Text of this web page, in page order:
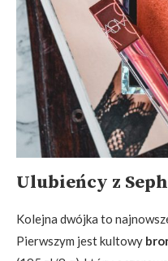
Ulubieńcy z
Kolejna dwójka to
Pierwszym jest kultowy